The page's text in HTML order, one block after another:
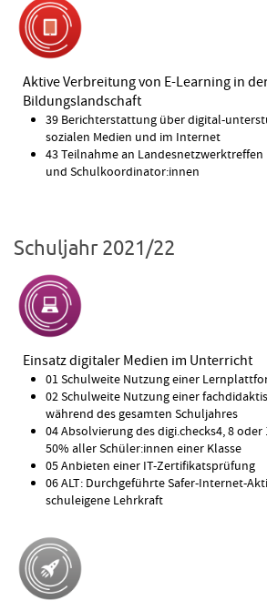
Aktive Verbreitung von E-Learning in
Bildungslandschaft
39 Berichterstattung über digital-
sozialen Medien und im Internet
43 Teilnahme an
und Schulkoordinator:innen
Schuljahr 2021/22
Einsatz digitaler Medien im Unterricht
01 Schulweite Nutzung einer
02 Schulweite Nutzung einer
während des gesamten Schuljahres
04 Absolvierung des digi.checks4, 8
50% aller Schüler:innen einer Klasse
05 Anbieten einer IT-Zertifikatsprüfung
06 ALT: Durchgeführte Safer-Internet-
schuleigene Lehrkraft